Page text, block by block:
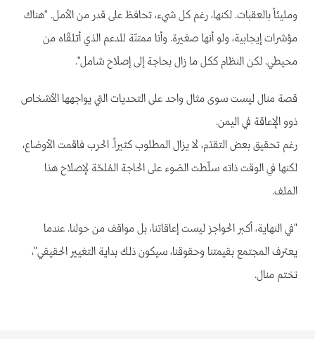
ومليئاً بالعقبات. لكنها، رغم كل شيء، تحافظ على قدر من الأمل. "هناك
مؤشرات إيجابية، ولو أنها صغيرة. وأنا ممتنّة للدعم الذي أتلقّاه من
محيطي. لكن النظام ككل ما زال بحاجة إلى إصلاح شامل".
قصة منال ليست سوى مثال واحد على التحديات التي يواجهها الأشخاص
ذوو الإعاقة في اليمن.
رغم تحقيق بعض التقدّم، لا يزال المطلوب كثيراً. الحرب فاقمت الأوضاع،
لكنها في الوقت ذاته سلّطت الضوء على الحاجة المُلحّة لإصلاح هذا
الملف.
"في النهاية، أكبر الحواجز ليست إعاقاتنا، بل مواقف من حولنا. عندما
يعترف المجتمع بقيمتنا وحقوقنا، سيكون ذلك بداية التغيير الحقيقي"،
تختم منال.